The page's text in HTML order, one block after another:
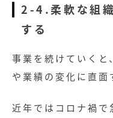
2-4.柔軟な組
する
事業を続けていくと
や業績の変化に直面
近年ではコロナ禍で